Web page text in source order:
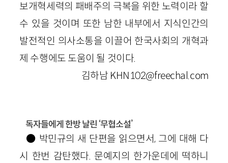
보개혁세력의 패배주의 극복을 위한 노력이라 할
수 있을 것이며 또한 남한 내부에서 지식인간의
발전적인 의사소통을 이끌어 한국사회의 개혁과
제 수행에도 도움이 될 것이다.
김하남 KHN102@freechal.com
독자들에게 한방 날린 ‘무협소설’
● 박민규의 새 단편을 읽으면서, 그에 대해 다
시 한번 감탄했다. 문예지의 한가운데에 떡하니